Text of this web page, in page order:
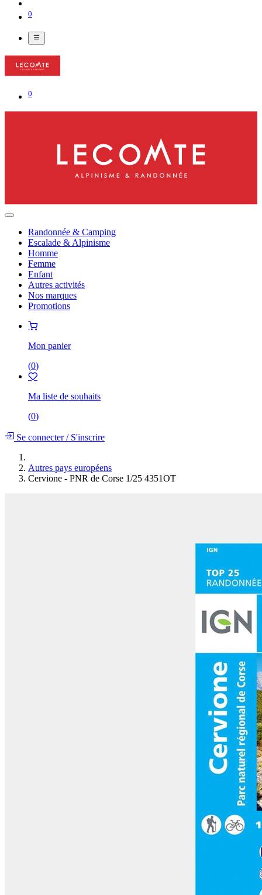
0
0
Randonnée & Camping
Escalade & Alpinisme
Homme
Femme
Enfant
Autres activités
Nos marques
Promotions
Mon panier
(0)
Ma liste de souhaits
(0)
Se connecter/S'inscrire
Autres pays européens
Cervione - PNR de Corse 1/25 4351OT